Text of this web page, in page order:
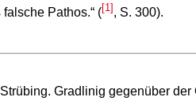
Pathos.“ ([1] , S. 300).
Gradlinig gegenüber der